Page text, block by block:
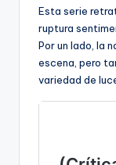
Esta serie
ruptura
Por un lado, la
escena, pero
variedad de